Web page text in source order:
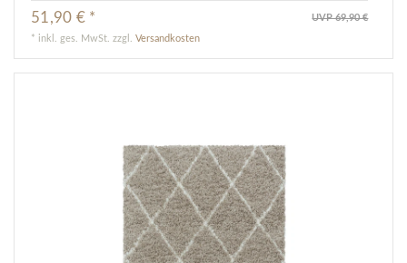
UVP 69,90 €
51,90 € *
* inkl. ges. MwSt. zzgl.Versandkosten